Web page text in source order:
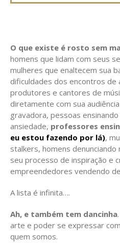
O que existe é rosto sem
homens que lidam com seus
mulheres que enaltecem sua
dificuldades dos encontros de
produtores e cantores de
diretamente com sua
gravadora, pessoas
ansiedade, professores
eu estou fazendo por lá),
stalkers, homens
seu processo de inspiração e
empreendedores vendendo
A lista é infinita….
Ah, e também tem dancinha
arte e poder se expressar
quem somos.